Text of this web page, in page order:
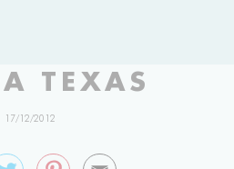
TEXAS
17/12/2012